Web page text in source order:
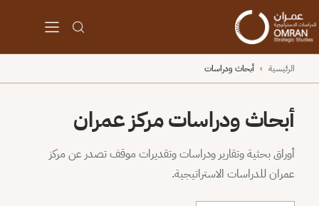
الرئيسية › أبحاث ودراسات
أبحاث ودراسات مركز عمران
أوراق بحثية وتقارير ودراسات وتقديرات موقف تصدر عن مركز
عمران للدراسات الاستراتيجية.